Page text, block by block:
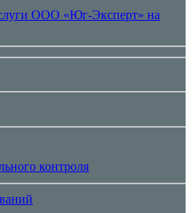
ООО «Юг-Эксперт» на
контроля